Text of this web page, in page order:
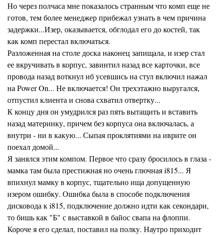
Но через полчаса мне показалось странным что комп еще не
готов, тем более менеджер прибежал узнать в чем причина
задержки...Изер, оказывается, обглодал его до костей, так
как комп перестал включаться.
Разложенная на столе доска наконец запищала, и изер стал
ее вкручивать в корпус, завинтил назад все карточки, все
провода назад воткнул иб усевшись на стул включил нажал
на Power On... Не включается! Он трехэтажно выругался,
отпустил клиента и снова схватил отвертку...
К концу дня он умудрился раз пять вытащить и вставить
назад материнку, причем без корпуса она включалась, а
внутри - ни в какую... Сыпая проклятиями на иврите он
поехал домой...
Я занялся этим компом. Первое что сразу бросилось в глаза -
мамка там была престижная но очень глючная i815... Я
впихнул мамку в корпус, тщательно ища допущенную
изером ошибку. Ошибка была в способе подключения
дисковода к i815, подключение должно идти как секондари,
то бишь как "Б" с выставкой в байос свапа на флоппи.
Короче я его сделал, поставил на полку. Наутро приходит